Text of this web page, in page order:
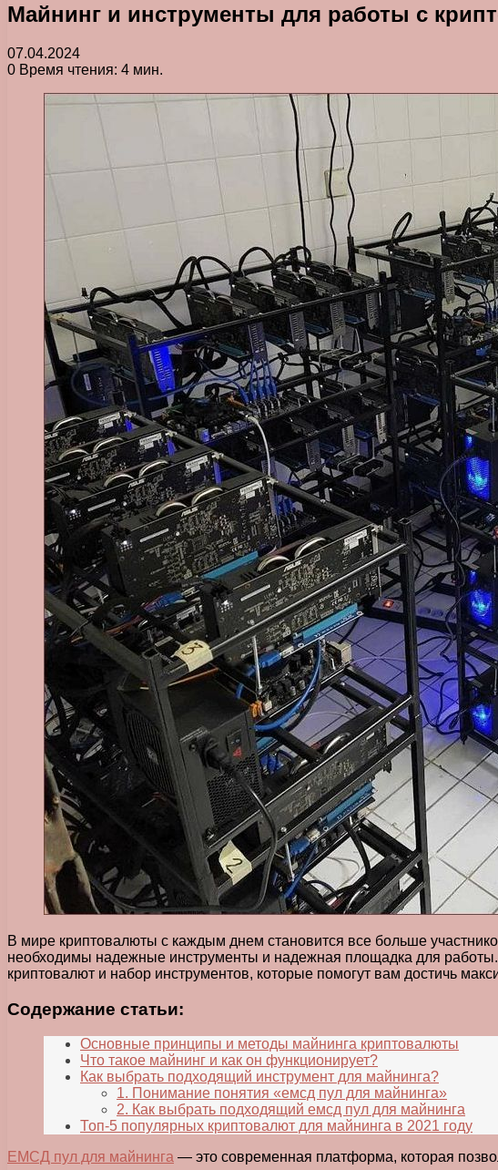
Майнинг и инструменты для работы с
07.04.2024
0 Время чтения: 4 мин.
В мире криптовалюты с каждым днем становится все больше
необходимы надежные инструменты и надежная площадка для
криптовалют и набор инструментов, которые помогут вам достичь
Содержание статьи:
Основные принципы и методы майнинга криптовалюты
Что такое майнинг и как он функционирует?
Как выбрать подходящий инструмент для майнинга?
1. Понимание понятия «емсд пул для майнинга»
2. Как выбрать подходящий емсд пул для майнинга
Топ-5 популярных криптовалют для майнинга в 2021 году
ЕМСД пул для майнинга — это современная платформа, которая